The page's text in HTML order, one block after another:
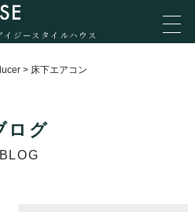
ジースタイルハウス
> 床下エアコン
ログ
BLOG